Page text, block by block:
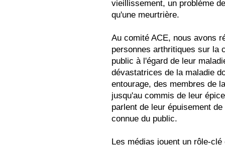
vieillissement, un problème
qu'une meurtrière.
Au comité ACE, nous avons
personnes arthritiques sur la
public à l'égard de leur
dévastatrices de la maladie
entourage, des membres de
jusqu'au commis de leur
parlent de leur épuisement
connue du public.
Les médias jouent un rôle-